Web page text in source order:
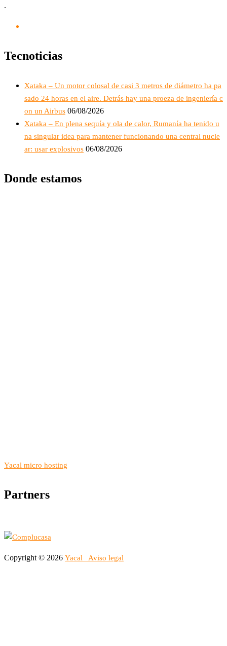
.
Tecnoticias
Xataka – Un motor colosal de casi 3 metros de diámetro ha pa
sado 24 horas en el aire. Detrás hay una proeza de ingeniería c
on un Airbus 06/08/2026
Xataka – En plena sequía y ola de calor, Rumanía ha tenido u
na singular idea para mantener funcionando una central nucle
ar: usar explosivos 06/08/2026
Donde estamos
Yacal micro hosting
Partners
Copyright © 2026 Yacal Aviso legal